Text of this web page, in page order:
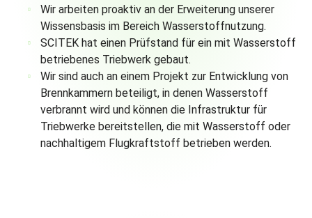
Wir arbeiten proaktiv an der Erweiterung unserer
Wissensbasis im Bereich Wasserstoffnutzung.
SCITEK hat einen Prüfstand für ein mit Wasserstoff
betriebenes Triebwerk gebaut.
Wir sind auch an einem Projekt zur Entwicklung von
Brennkammern beteiligt, in denen Wasserstoff
verbrannt wird und können die Infrastruktur für
Triebwerke bereitstellen, die mit Wasserstoff oder
nachhaltigem Flugkraftstoff betrieben werden.